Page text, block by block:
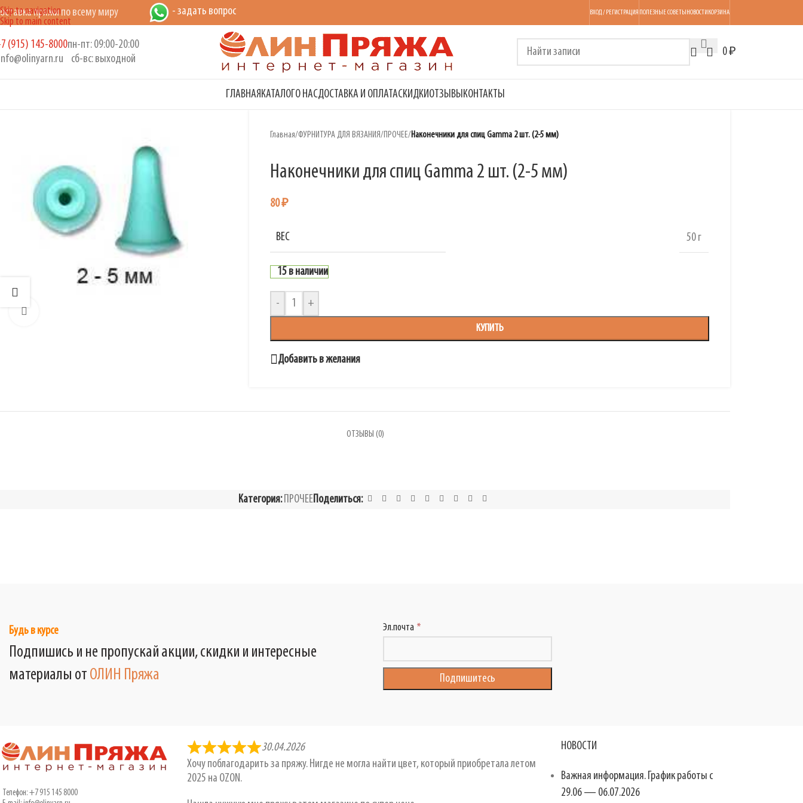
Skip to navigation
Skip to main content
пряжи по всему миру - задать вопрос ВХОД / РЕГИСТРАЦИЯ ПОЛЕЗНЫЕ СОВЕТЫ НОВОСТИ КОРЗИНА
(915) 145-8000пн-пт: 09:00-20:00
сб-вс: выходной
0₽
ГЛАВНАЯКАТАЛОГ О НАСДОСТАВКА И ОПЛАТАСКИДКИОТЗЫВЫКОНТАКТЫ
Главная/ФУРНИТУРА ДЛЯ ВЯЗАНИЯ/ ПРОЧЕЕ/Наконечники для спиц Gamma 2 шт. (2-5 мм)
Наконечники для спиц Gamma 2 шт. (2-5 мм)
80₽
ВЕС 50 г
15 в наличии
- +
КУПИТЬ
Добавить в желания
ОТЗЫВЫ (0)
Категория: ПРОЧЕЕПоделиться:
Будь в курсе
Подпишись и не пропускай акции, скидки и интересные
материалы от ОЛИН Пряжа
Эл.почта
Телефон: +7 915 145 8000
30.04.2026
Хочу поблагодарить за пряжу. Нигде не могла найти цвет, который приобретала летом
2025 на OZON.
НОВОСТИ
Важная информация. График работы с
29.06 — 06.07.2026